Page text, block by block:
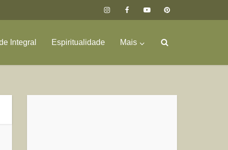
Integral Espiritualidade Mais